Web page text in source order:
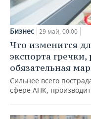
Бизнес 29 май, 00:00
Что изменится
экспорта
обязательная
Сильнее всего
сфере АПК,